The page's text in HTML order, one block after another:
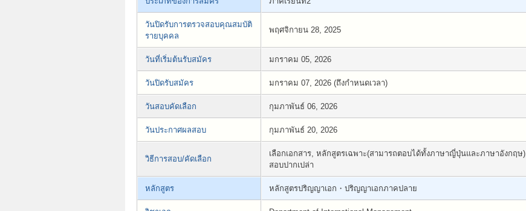
วันปิดรับการตรวจสอบคุณสมบัติ
รายบุคคล
พฤศจิกายน 28, 2025
วันที่เริ่มต้นรับสมัคร มกราคม 05, 2026
วันปิดรับสมัคร มกราคม 07, 2026 (ถึงกำหนดเวลา)
วันสอบคัดเลือก กุมภาพันธ์ 06, 2026
วันประกาศผลสอบ กุมภาพันธ์ 20, 2026
วิธีการสอบ/คัดเลือก
เลือกเอกสาร, หลักสูตรเฉพาะ(สามารถตอบได้ทั้งภาษาญี่ปุ่นและภาษาอังกฤษ),
สอบปากเปล่า
หลักสูตร หลักสูตรปริญญาเอก・ปริญญาเอกภาคปลาย